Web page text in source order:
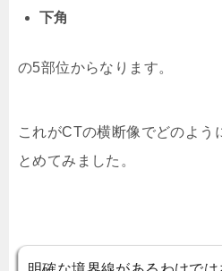
下角
の5部位からなります。
これがCTの横断像でどのよう
とめてみました。